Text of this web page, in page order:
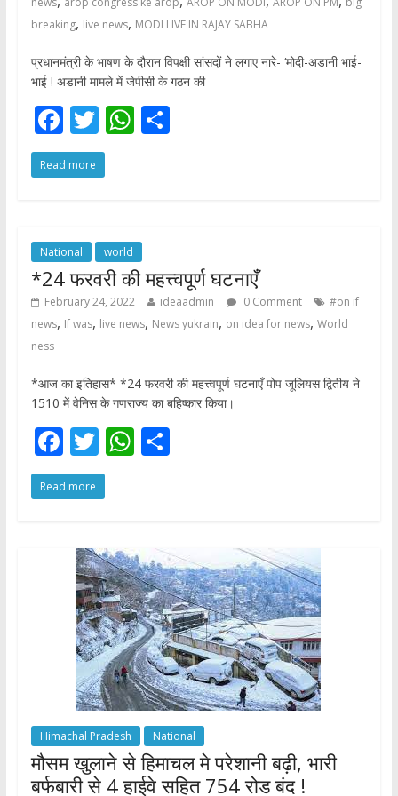
breaking, live news, MODI LIVE IN RAJAY SABHA
प्रधानमंत्री के भाषण के दौरान विपक्षी सांसदों ने लगाए नारे- ‘मोदी-अडानी भाई-
भाई ! अडानी मामले में जेपीसी के गठन की
F
ac
e
o
o
k
T
w
itt
W
A
p
p
S
Read more
National world
*24 फरवरी की महत्त्वपूर्ण घटनाएँ
February 24, 2022 ideaadmin 0 Comment
#on if
news, If was, live news, News yukrain, on idea for news, World
ness
*आज का इतिहास* *24 फरवरी की महत्त्वपूर्ण घटनाएँ पोप जूलियस द्वितीय ने
1510 में वेनिस के गणराज्य का बहिष्कार किया।
F
ac
e
o
o
k
T
w
itt
W
A
p
p
S
Read more
Himachal Pradesh National
मौसम खुलाने से हिमाचल मे परेशानी बढ़ी, भारी
बर्फबारी से 4 हाईवे सहित 754 रोड बंद !